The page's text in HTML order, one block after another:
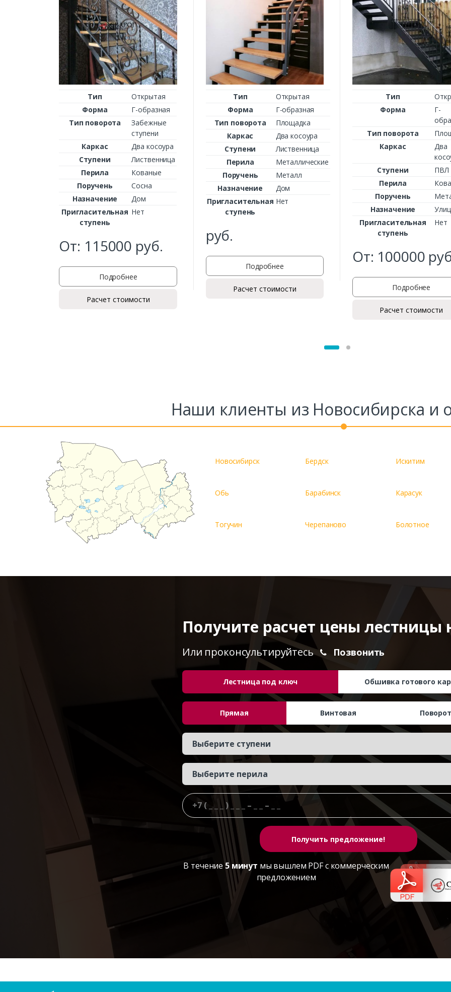
Заказать
Ваше имя*
Ваш телефон*
Комментарий к заказу
Тип
Открытая
Форма
Г-образная
Тип поворота
Забежные
ступени
Каркас
Два косоура
Ступени
Лиственница
Перила
Кованые
Поручень
Сосна
Назначение
Дом
Пригласительная
ступень
Нет
От: 115000 руб.
Подробнее
Расчет стоимости
Тип
Открытая
Форма
Г-образная
Тип поворота
Площадка
Каркас
Два косоура
Ступени
Лиственница
Перила
Металлические
Поручень
Металл
Назначение
Дом
Пригласительная
ступень
Нет
руб.
Подробнее
Расчет стоимости
Тип
Форма
Г-
Тип поворота
Каркас
Два
Ступени
ПВЛ
Перила
Поручень
Назначение
Пригласительная
ступень
Нет
От: 100000
Подробнее
Расчет стоимости
Наши клиенты из Новосибирска и
Новосибирск Бердск Искитим
Обь Барабинск Карасук
Тогучин Черепаново Болотное
Получите расчет цены лестницы
Или проконсультируйтесь Позвонить
Лестница под ключ Обшивка готового
Прямая Винтовая
В течение5 минут мы вышлем PDF с коммерческим
предложением